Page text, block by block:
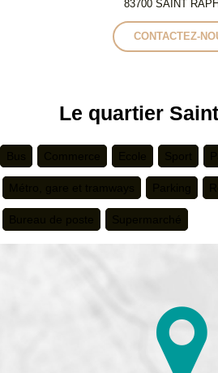
83700 SAINT
CONTACTEZ-
Le quartier